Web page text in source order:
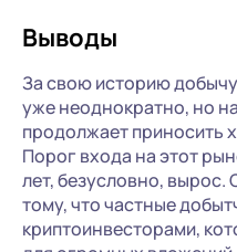
Выводы
За свою историю
уже неоднократно, но
продолжает приносить
Порог входа на этот
лет, безусловно, вырос.
тому, что частные
криптоинвесторами,